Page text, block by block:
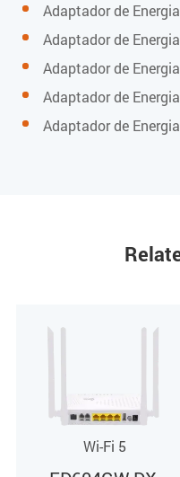
CATV (Porta de
Comprimento de onda
1550nm
Potência óptica de
Nível de saída RF
Adaptador de
Adaptador de
Adaptador de
Adaptador de
Adaptador de
Wi-Fi 5